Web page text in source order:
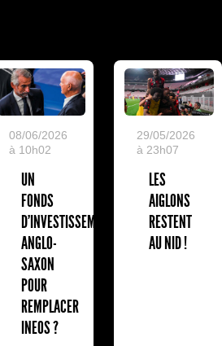
08/06/2026
à 10h02
UN
FONDS
D'INVESTISSEMENT
ANGLO-
SAXON
POUR
REMPLACER
INEOS ?
29/05/2026
à 23h07
LES
AIGLONS
RESTENT
AU NID !